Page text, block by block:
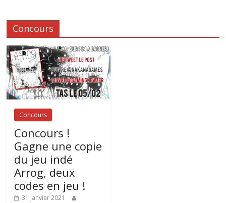
Concours
Concours
Concours !
Gagne une copie
du jeu indé
Arrog, deux
codes en jeu !
31 janvier 2021